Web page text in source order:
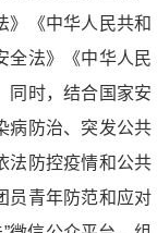
》《中华人民共和
全法》《中华人民
同时，结合国家安
病防治、突发公共
法防控疫情和公共
员青年防范和应对